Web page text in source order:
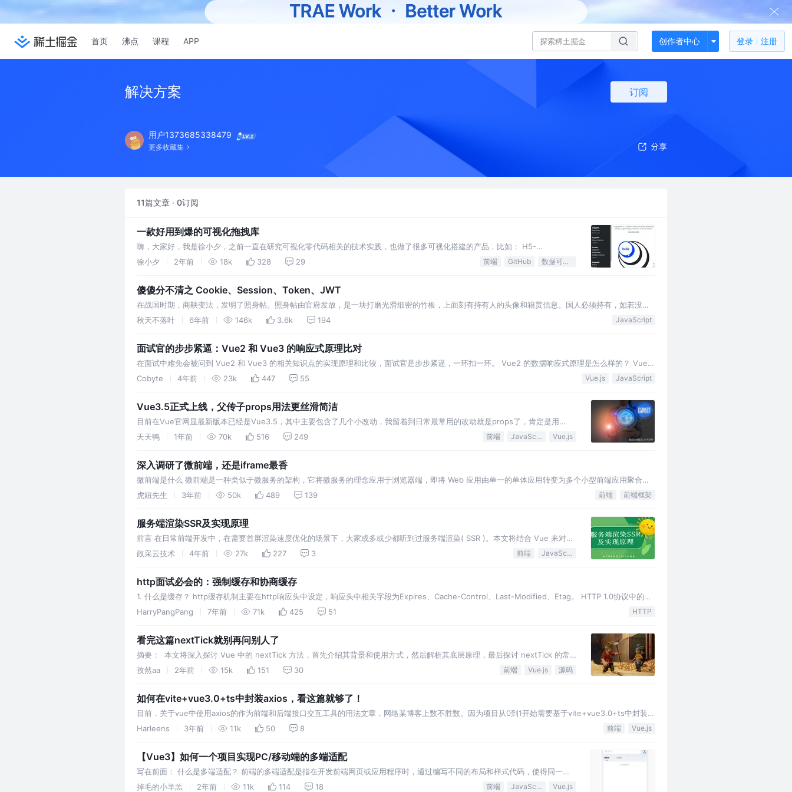
首页 沸点 课程 APP 创作者中心 登录 注册
解决方案 订阅
用户1373685338479
更多收藏集
11篇文章 · 0订阅
一款好用到爆的可视化拖拽库
嗨，大家好，我是徐小夕，之前一直在研究可视化零代码相关的技术实践，也做了很多可视化搭建的产品，比如： H5-
Dooring（页面可视化搭建平台） V6.Dooring（数据大屏可视化平台） formM
徐小夕 2年前 18k 328 29 前端 GitHub 数据可视化
傻傻分不清之 Cookie、Session、Token、JWT
在战国时期，商鞅变法，发明了照身帖。照身帖由官府发放，是一块打磨光滑细密的竹板，上面刻有持有人的头像和籍贯信息。国人必须持有，如若没有
就被认为是黑户，或者间谍之类的。 在现实生活中，每个人都会有一张专属的居民身份证，是用于证明持有人身份的一种法定证件。通过身份证，我们可
秋天不落叶 6年前 146k 3.6k 194 JavaScript
面试官的步步紧逼：Vue2 和 Vue3 的响应式原理比对
在面试中难免会被问到 Vue2 和 Vue3 的相关知识点的实现原理和比较，面试官是步步紧逼，一环扣一环。 Vue2 的数据响应式原理是怎么样的？ Vue3
的数据响应式原理又是怎么样的？
Cobyte 4年前 23k 447 55 Vue.js JavaScript
Vue3.5正式上线，父传子props用法更丝滑简洁
目前在Vue官网显最新版本已经是Vue3.5，其中主要包含了几个小改动，我留着到日常最常用的改动就是props了，肯定是用
Vue3的人必用的，所以针对性讲解。
天天鸭 1年前 70k 516 249 前端 JavaScript Vue.js
深入调研了微前端，还是iframe最香
微前端是什么 微前端是一种类似于微服务的架构，它将微服务的理念应用于浏览器端，即将 Web 应用由单一的单体应用转变为多个小型前端应用聚合为
一的应用。各个前端应用还可以独立运行、独立开发、独立部署。
虎妞先生 3年前 50k 489 139 前端 前端框架
服务端渲染SSR及实现原理
前言 在日常前端开发中，在需要首屏渲染速度优化的场景下，大家或多或少都听到过服务端渲染( SSR )。本文将结合 Vue 来对
SSR 的实现逻辑来进行解读。通过阅读本文你将了解到: 服务端渲染的使用
政采云技术 4年前 27k 227 3 前端 JavaScript
http面试必会的：强制缓存和协商缓存
1. 什么是缓存？ http缓存机制主要在http响应头中设定，响应头中相关字段为Expires、Cache-Control、Last-Modified、Etag。 HTTP 1.0协议中的。
简而言之，就是告诉浏览器在约定的这个时间前，可以直接从缓存中获取资源（represen…
HarryPangPang 7年前 71k 425 51 HTTP
看完这篇nextTick就别再问别人了
摘要： 本文将深入探讨 Vue 中的 nextTick 方法，首先介绍其背景和使用方式，然后解析其底层原理，最后探讨 nextTick 的常
见使用场景。通过本文的阅读，您将对 Vue 中 nextT
孜然aa 2年前 15k 151 30 前端 Vue.js 源码
如何在vite+vue3.0+ts中封装axios，看这篇就够了！
目前，关于vue中使用axios的作为前端和后端接口交互工具的用法文章，网络某博客上数不胜数。因为项目从0到1开始需要基于vite+vue3.0+ts中封装
axios，所以让我们一起撸起来吧兄弟们
Harleens 3年前 11k 50 8 前端 Vue.js
【Vue3】如何一个项目实现PC/移动端的多端适配
写在前面： 什么是多端适配？ 前端的多端适配是指在开发前端网页或应用程序时，通过编写不同的布局和样式代码，使得同一个
项目能够适应不同的终端设备，如PC端和移动端，以提供更好的用户体验。 由于PC端和移
掉毛的小羊羔 2年前 11k 114 18 前端 JavaScript Vue.js